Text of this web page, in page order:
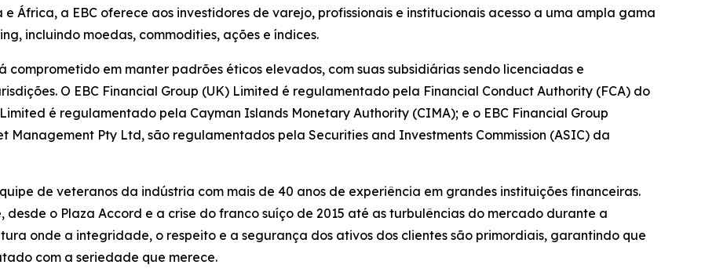
África, a EBC oferece aos investidores de varejo, profissionais e institucionais acesso a uma ampla gama
incluindo moedas, commodities, ações e índices.
comprometido em manter padrões éticos elevados, com suas subsidiárias sendo licenciadas e
O EBC Financial Group (UK) Limited é regulamentado pela Financial Conduct Authority (FCA) do
é regulamentado pela Cayman Islands Monetary Authority (CIMA); e o EBC Financial Group
Management Pty Ltd, são regulamentados pela Securities and Investments Commission (ASIC) da
de veteranos da indústria com mais de 40 anos de experiência em grandes instituições financeiras.
o Plaza Accord e a crise do franco suíço de 2015 até as turbulências do mercado durante a
onde a integridade, o respeito e a segurança dos ativos dos clientes são primordiais, garantindo que
com a seriedade que merece.